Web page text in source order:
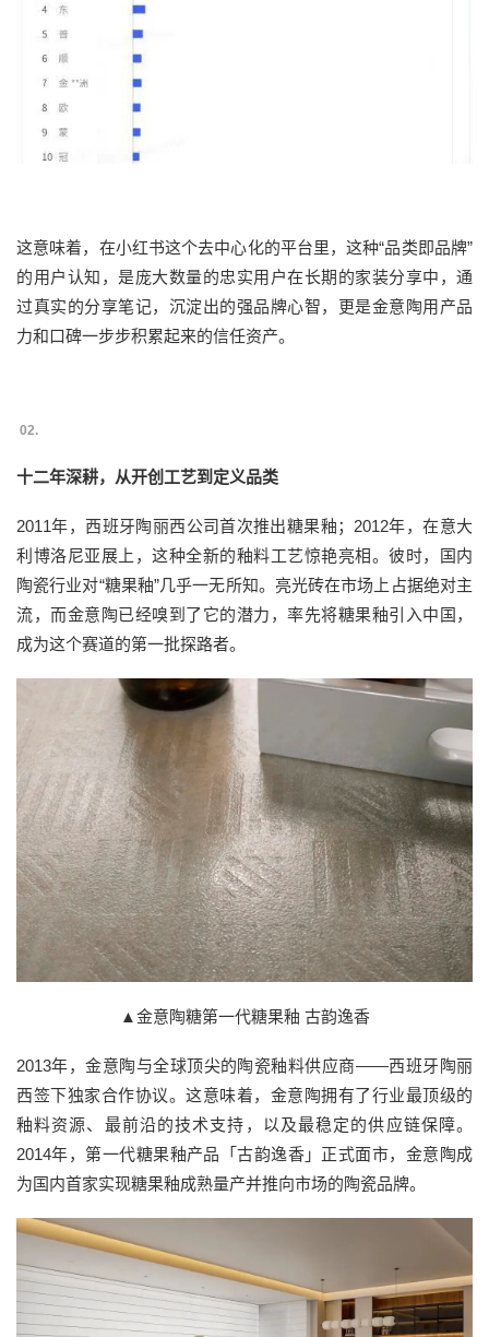
这意味着，在小红书这个去中心化的平台里，这种“品类即品牌”
的用户认知，是庞大数量的忠实用户在长期的家装分享中，通
过真实的分享笔记，沉淀出的强品牌心智，更是金意陶用产品
力和口碑一步步积累起来的信任资产。
02.
十二年深耕，从开创工艺到定义品类
2011年，西班牙陶丽西公司首次推出糖果釉；2012年，在意大
利博洛尼亚展上，这种全新的釉料工艺惊艳亮相。彼时，国内
陶瓷行业对“糖果釉”几乎一无所知。亮光砖在市场上占据绝对主
流，而金意陶已经嗅到了它的潜力，率先将糖果釉引入中国，
成为这个赛道的第一批探路者。
▲金意陶糖第一代糖果釉 古韵逸香
2013年，金意陶与全球顶尖的陶瓷釉料供应商——西班牙陶丽
西签下独家合作协议。这意味着，金意陶拥有了行业最顶级的
釉料资源、最前沿的技术支持，以及最稳定的供应链保障。
2014年，第一代糖果釉产品「古韵逸香」正式面市，金意陶成
为国内首家实现糖果釉成熟量产并推向市场的陶瓷品牌。